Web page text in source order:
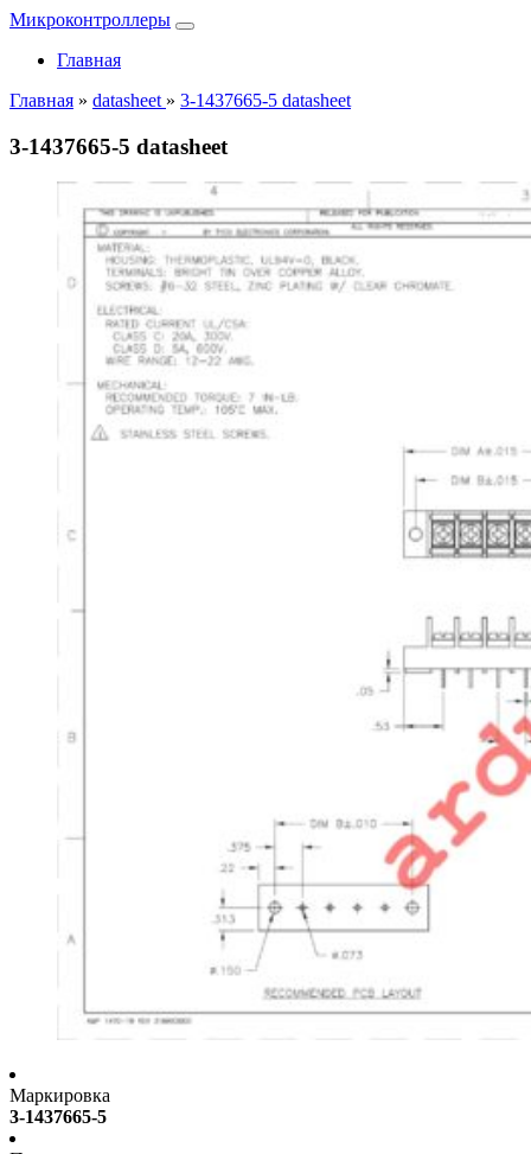
Микроконтроллеры
Главная
Главная » datasheet » 3-1437665-5 datasheet
3-1437665-5 datasheet
Маркировка
3-1437665-5